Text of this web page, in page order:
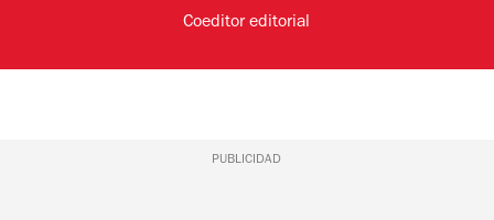
Coeditor editorial
PUBLICIDAD